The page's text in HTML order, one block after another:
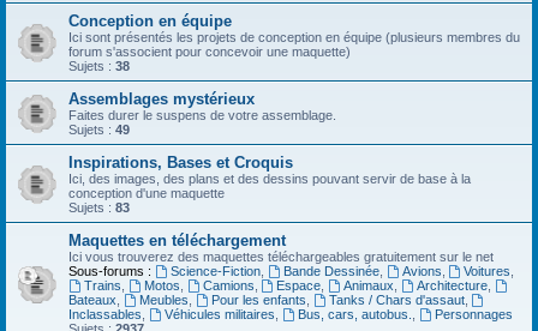
Conception en équipe
Ici sont présentés les projets de conception en équipe (plusieurs membres du
forum s'associent pour concevoir une maquette)
Sujets : 38
Assemblages mystérieux
Faites durer le suspens de votre assemblage.
Sujets : 49
Inspirations, Bases et Croquis
Ici, des images, des plans et des dessins pouvant servir de base à la
conception d'une maquette
Sujets : 83
Maquettes en téléchargement
Ici vous trouverez des maquettes téléchargeables gratuitement sur le net
Sous-forums :
Science-Fiction, Bande Dessinée, Avions Voitures
Trains
Motos Camions Espace Animaux Architecture
Bateaux
Meubles Pour les enfants Tanks / Chars d'assaut,
Inclassables
Véhicules militaires Bus, cars, autobus.
Personnages